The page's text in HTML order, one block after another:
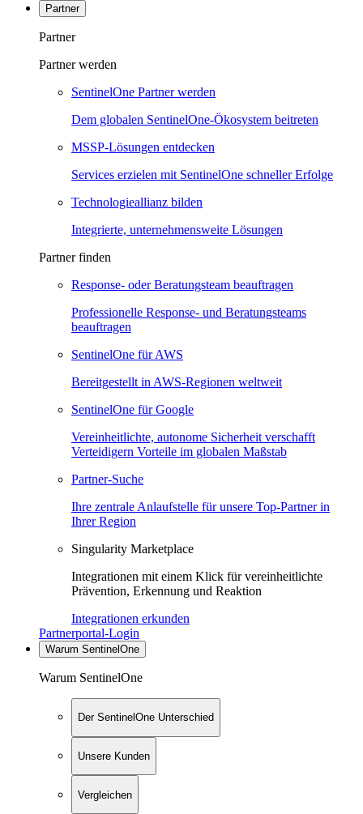
Partner
Partner
Partner werden
SentinelOne Partner werden
Dem globalen SentinelOne-Ökosystem beitreten
MSSP-Lösungen entdecken
Services erzielen mit SentinelOne schneller Erfolge
Technologieallianz bilden
Integrierte, unternehmensweite Lösungen
Partner finden
Response- oder Beratungsteam beauftragen
Professionelle Response- und Beratungsteams
beauftragen
SentinelOne für AWS
Bereitgestellt in AWS-Regionen weltweit
SentinelOne für Google
Vereinheitlichte, autonome Sicherheit verschafft
Verteidigern Vorteile im globalen Maßstab
Partner-Suche
Ihre zentrale Anlaufstelle für unsere Top-Partner in
Ihrer Region
Singularity Marketplace
Integrationen mit einem Klick für vereinheitlichte
Prävention, Erkennung und Reaktion
Integrationen erkunden
Partnerportal-Login
Warum SentinelOne
Warum SentinelOne
Der SentinelOne Unterschied
Unsere Kunden
Vergleichen